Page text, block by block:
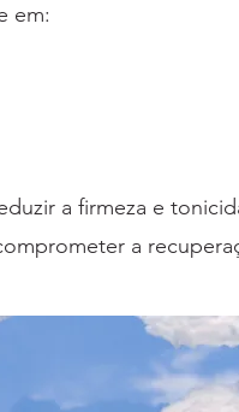
em:
a firmeza e
a